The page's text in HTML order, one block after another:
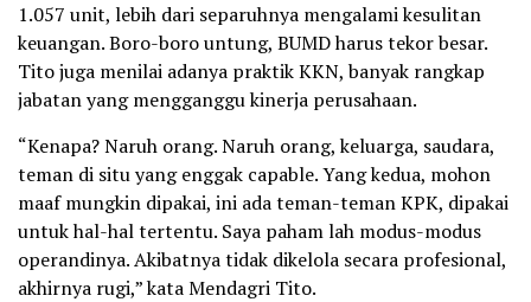
1.057 unit, lebih dari separuhnya mengalami kesulitan
keuangan. Boro-boro untung, BUMD harus tekor besar.
Tito juga menilai adanya praktik KKN, banyak rangkap
jabatan yang mengganggu kinerja perusahaan.
“Kenapa? Naruh orang. Naruh orang, keluarga, saudara,
teman di situ yang enggak capable. Yang kedua, mohon
maaf mungkin dipakai, ini ada teman-teman KPK, dipakai
untuk hal-hal tertentu. Saya paham lah modus-modus
operandinya. Akibatnya tidak dikelola secara profesional,
akhirnya rugi,” kata Mendagri Tito.